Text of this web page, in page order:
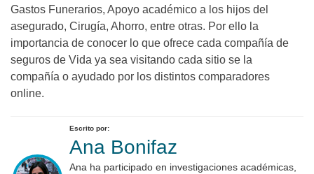
Gastos Funerarios, Apoyo académico a los hijos del
asegurado, Cirugía, Ahorro, entre otras. Por ello la
importancia de conocer lo que ofrece cada compañía de
seguros de Vida ya sea visitando cada sitio se la
compañía o ayudado por los distintos comparadores
online.
Escrito por:
Ana Bonifaz
Ana ha participado en investigaciones académicas,